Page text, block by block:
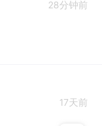
28分钟前
17天前